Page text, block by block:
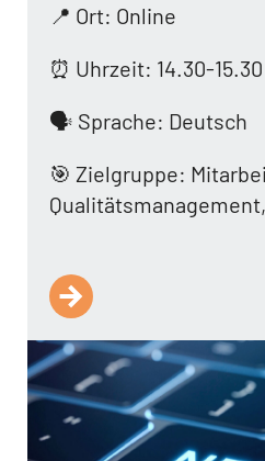
📍 Ort: Online
⏰ Uhrzeit: 14.30-
🗣️ Sprache: Deutsch
🎯 Zielgruppe: